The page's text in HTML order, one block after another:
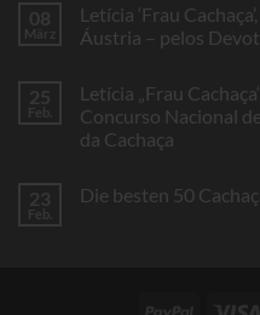
zu
Os
10
degustação
(e
da
Frau
08
März
Letícia ‘Frau
Áustria – pelos
zu
Letícia
‘Frau
Cachaça’,
do
nosso
25
Feb.
Letícia „Frau
Concurso Nacional
da Cachaça
zu
23
Feb.
Die besten 50
PayPal